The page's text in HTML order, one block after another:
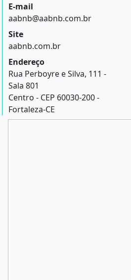
E-mail
aabnb@aabnb.com.br
Site
aabnb.com.br
Endereço
Rua Perboyre e Silva, 111 -
Sala 801
Centro - CEP 60030-200 -
Fortaleza-CE